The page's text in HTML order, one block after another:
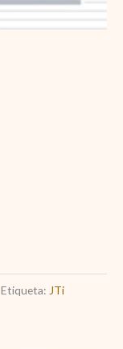
Etiqueta: JTi